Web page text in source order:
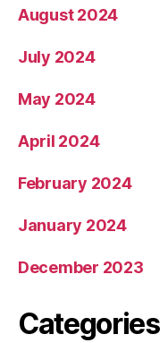
August 2024
July 2024
May 2024
April 2024
February 2024
January 2024
December 2023
Categories